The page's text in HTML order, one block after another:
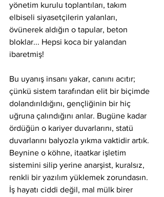
yönetim kurulu toplantıları, takım
elbiseli siyasetçilerin yalanları,
övünerek aldığın o tapular, beton
bloklar... Hepsi koca bir yalandan
ibaretmiş!
Bu uyanış insanı yakar, canını acıtır;
çünkü sistem tarafından elit bir biçimde
dolandırıldığını, gençliğinin bir hiç
uğruna çalındığını anlar. Bugüne kadar
ördüğün o kariyer duvarlarını, statü
duvarlarını balyozla yıkma vaktidir artık.
Beynine o köhne, itaatkar işletim
sistemini silip yerine anarşist, kuralsız,
renkli bir yazılım yüklemek zorundasın.
İş hayatı ciddi değil, mal mülk birer